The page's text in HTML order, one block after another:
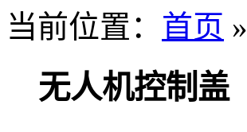
当前位置： 首页 »
无人机控制盖